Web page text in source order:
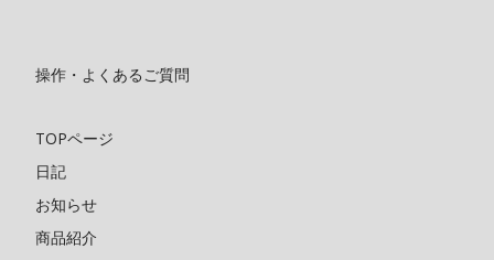
操作・よくあるご質問
TOPページ
日記
お知らせ
商品紹介